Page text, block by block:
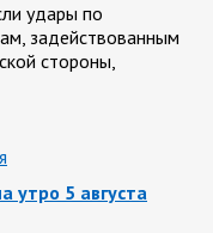
удары по
задействованным
стороны,
утро 5 августа